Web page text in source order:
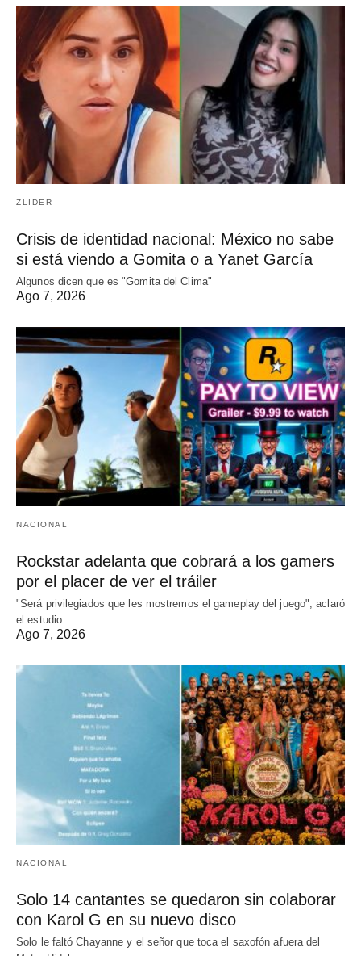
ZLIDER
Crisis de identidad nacional: México no sabe
si está viendo a Gomita o a Yanet García
Algunos dicen que es "Gomita del Clima"
Ago 7, 2026
NACIONAL
Rockstar adelanta que cobrará a los gamers
por el placer de ver el tráiler
"Será privilegiados que les mostremos el gameplay del juego", aclaró
el estudio
Ago 7, 2026
NACIONAL
Solo 14 cantantes se quedaron sin colaborar
con Karol G en su nuevo disco
Solo le faltó Chayanne y el señor que toca el saxofón afuera del